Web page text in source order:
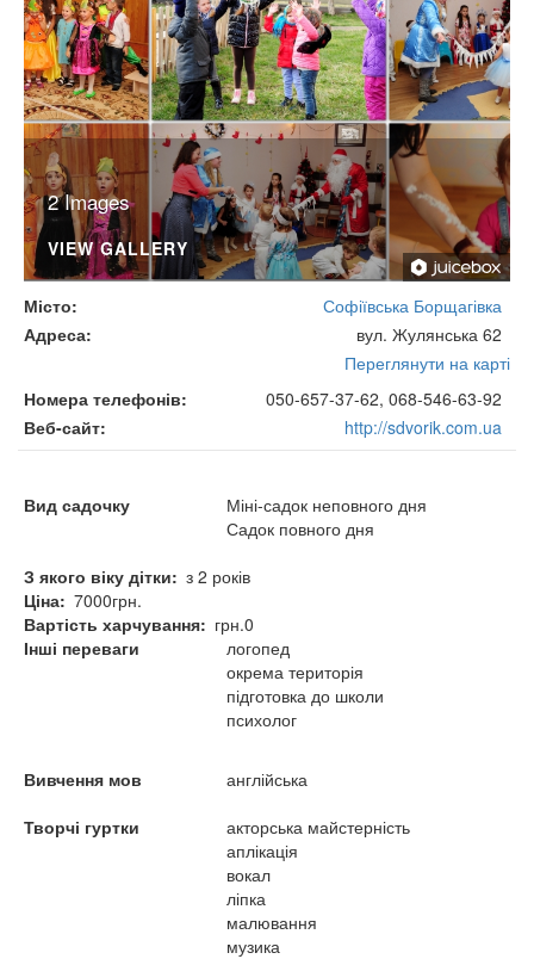
2 Images
VIEW GALLERY
Місто
Софіївська Борщагівка
Адреса
вул. Жулянська 62
Переглянути на карті
Номера телефонів
050-657-37-62, 068-546-63-92
Веб-сайт
http://sdvorik.com.ua
Вид садочку
Міні-садок неповного дня
Садок повного дня
З якого віку дітки
з 2 років
Ціна 7000грн.
Вартість харчування
грн.0
Інші переваги
логопед
окрема територія
підготовка до школи
психолог
Вивчення мов
англійська
Творчі гуртки
акторська майстерність
аплікація
вокал
ліпка
малювання
музика